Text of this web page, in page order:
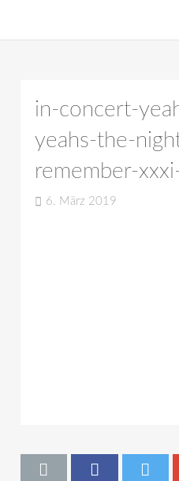
in-concert-
yeahs-the-
remember-
6. März 2019